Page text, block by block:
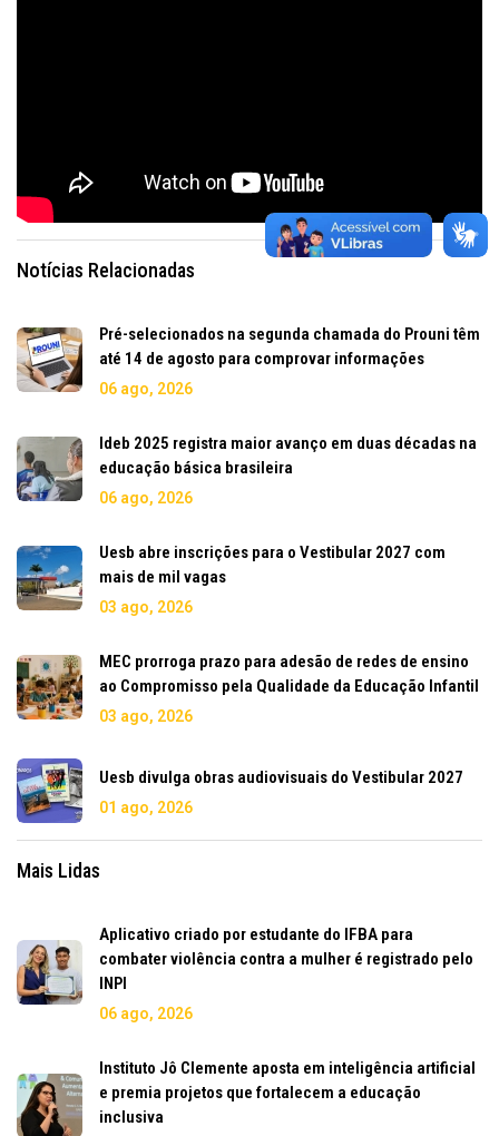
Notícias Relacionadas
Pré-selecionados na segunda chamada do Prouni têm
até 14 de agosto para comprovar informações
06 ago, 2026
Ideb 2025 registra maior avanço em duas décadas na
educação básica brasileira
06 ago, 2026
Uesb abre inscrições para o Vestibular 2027 com
mais de mil vagas
03 ago, 2026
MEC prorroga prazo para adesão de redes de ensino
ao Compromisso pela Qualidade da Educação Infantil
03 ago, 2026
Uesb divulga obras audiovisuais do Vestibular 2027
01 ago, 2026
Mais Lidas
Aplicativo criado por estudante do IFBA para
combater violência contra a mulher é registrado pelo
INPI
06 ago, 2026
Instituto Jô Clemente aposta em inteligência artificial
e premia projetos que fortalecem a educação
inclusiva